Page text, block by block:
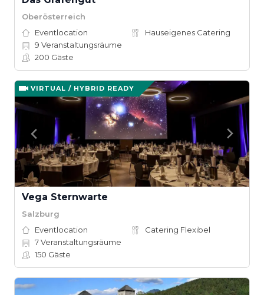
Oberösterreich
Eventlocation
Hauseigenes Catering
9 Veranstaltungsräume
200 Gäste
VIRTUAL / HYBRID READY
Vega Sternwarte
Salzburg
Eventlocation
Catering Flexibel
7Veranstaltungsräume
150 Gäste